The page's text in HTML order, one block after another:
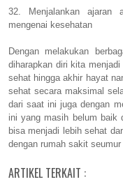
32. Menjalankan ajaran
mengenai kesehatan
Dengan melakukan
diharapkan diri kita
sehat hingga akhir hayat
sehat secara maksimal
dari saat ini juga dengan
ini yang masih belum baik
bisa menjadi lebih sehat
dengan rumah sakit
ARTIKEL TERKAIT :